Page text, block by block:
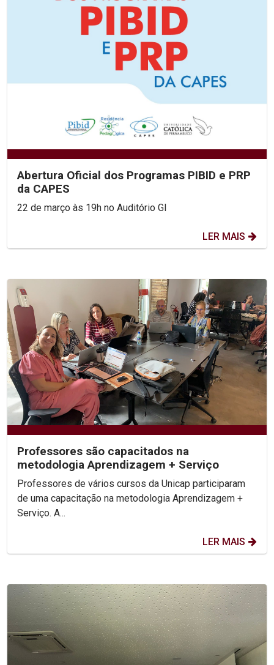
Abertura Oficial dos Programas PIBID e PRP
da CAPES
22 de março às 19h no Auditório GI
LER MAIS
Professores são capacitados na
metodologia Aprendizagem + Serviço
Professores de vários cursos da Unicap participaram
de uma capacitação na metodologia Aprendizagem +
Serviço. A...
LER MAIS